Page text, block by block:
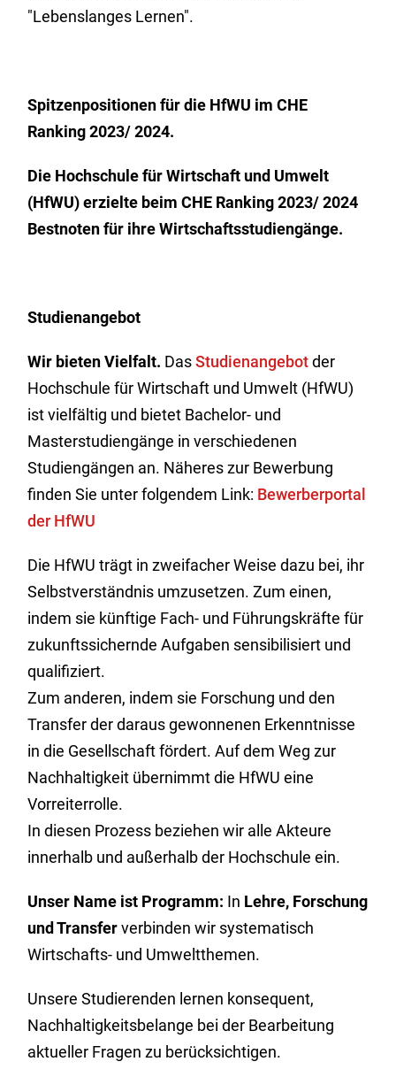
"Lebenslanges Lernen".
Spitzenpositionenfür die HfWU im CHE
Ranking 2023/ 2024.
Die Hochschule für Wirtschaft und Umwelt
(HfWU) erzielte beim CHE Ranking 2023/ 2024
Bestnoten für ihre Wirtschaftsstudiengänge.
Studienangebot
Wir bieten Vielfalt. DasStudienangebotder
Hochschule für Wirtschaft und Umwelt (HfWU)
ist vielfältig und bietet Bachelor- und
Masterstudiengänge in verschiedenen
Studiengängen an. Näheres zur Bewerbung
finden Sie unter folgendem Link: Bewerberportal
der HfWU
Die HfWU trägt in zweifacher Weise dazu bei, ihr
Selbstverständnis umzusetzen. Zum einen,
indem sie künftige Fach- und Führungskräfte für
zukunftssichernde Aufgaben sensibilisiert und
qualifiziert.
Zum anderen, indem sie Forschung und den
Transfer der daraus gewonnenen Erkenntnisse
in die Gesellschaft fördert. Auf dem Weg zur
Nachhaltigkeit übernimmt die HfWU eine
Vorreiterrolle.
In diesen Prozess beziehen wir alle Akteure
innerhalb und außerhalb der Hochschule ein.
Unser Name ist Programm: In Lehre, Forschung
und Transferverbinden wir systematisch
Wirtschafts- und Umweltthemen.
Unsere Studierenden lernen konsequent,
Nachhaltigkeitsbelange bei der Bearbeitung
aktueller Fragen zu berücksichtigen.